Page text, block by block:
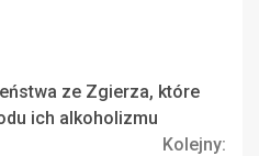
ze Zgierza, które
ich alkoholizmu
Kolejny: